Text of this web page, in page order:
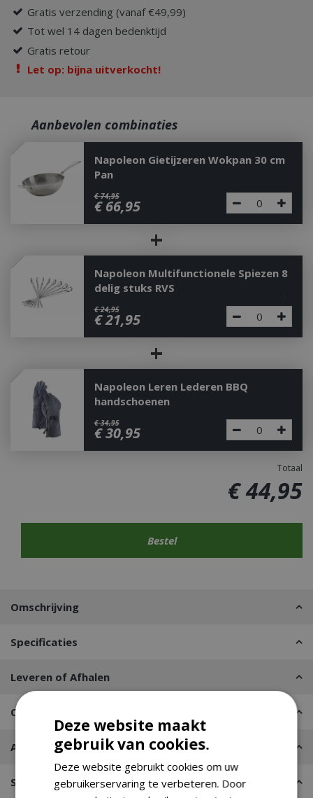
Gratis verzending (vanaf €49,99)
Tot wel 14 dagen bedenktijd
Gratis retour
Let op: bijna uitverkocht!
Aanbevolen combinaties
Napoleon Gietijzeren Wokpan 30 cm
Pan
€ 74,95
€ 66,95
+
Napoleon Multifunctionele Spiezen 8
delig stuks RVS
€ 24,95
€21,95
+
Napoleon Leren Lederen BBQ
handschoenen
€ 34,95
€ 30,95
Totaal
€44,95
Omschrijving
Specificaties
Leveren of Afhalen
Contact
Advies nodig?
Stel een vraag
Deze website maakt
gebruik van cookies.
Deze website gebruikt cookies om uw
gebruikerservaring te verbeteren. Door